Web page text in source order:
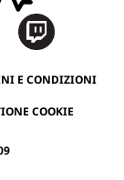
E CONDIZIONI
COOKIE